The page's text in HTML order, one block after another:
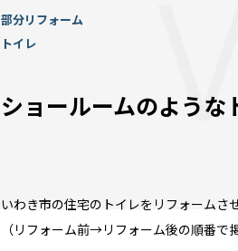
部分リフォーム
トイレ
ショールームのような
いわき市の住宅のトイレをリフォームさ
（リフォーム前→リフォーム後の順番で